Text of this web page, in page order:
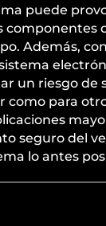
puede
componentes
Además,
un riesgo de
como para
seguro del
lo antes